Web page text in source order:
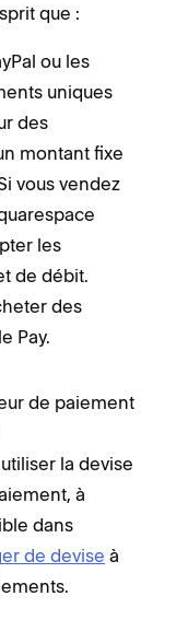
que :
ou les
uniques
des
montant fixe
vous vendez
les
de débit.
des
Pay.
de paiement
la devise
à
dans
de devise à